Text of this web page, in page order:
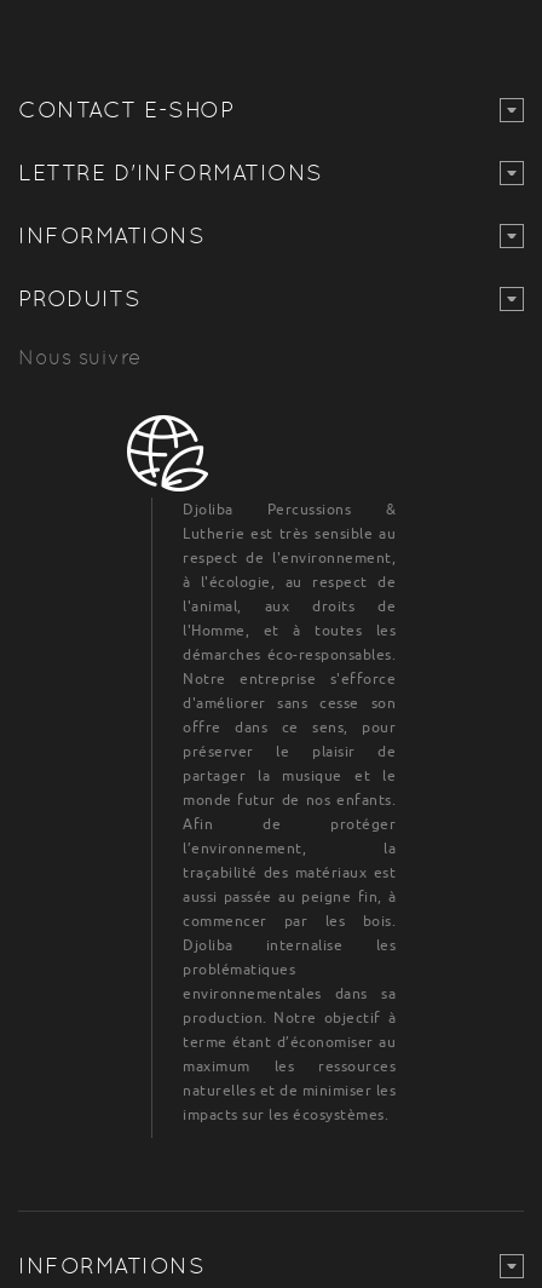
CONTACT E-SHOP
LETTRE D'INFORMATIONS
INFORMATIONS
PRODUITS
Nous suivre
Djoliba Percussions &
Lutherie est très sensible au
respect de l'environnement,
à l'écologie, au respect de
l'animal, aux droits de
l'Homme, et à toutes les
démarches éco-responsables.
Notre entreprise s'efforce
d'améliorer sans cesse son
offre dans ce sens, pour
préserver le plaisir de
partager la musique et le
monde futur de nos enfants.
Afin de protéger
l’environnement, la
traçabilité des matériaux est
aussi passée au peigne fin, à
commencer par les bois.
Djoliba internalise les
problématiques
environnementales dans sa
production. Notre objectif à
terme étant d’économiser au
maximum les ressources
naturelles et de minimiser les
impacts sur les écosystèmes.
INFORMATIONS